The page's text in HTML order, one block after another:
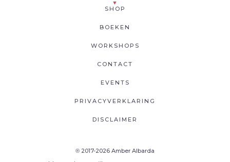
SHOP
BOEKEN
WORKSHOPS
CONTACT
EVENTS
PRIVACYVERKLARING
DISCLAIMER
® 2017-2026 Amber Albarda